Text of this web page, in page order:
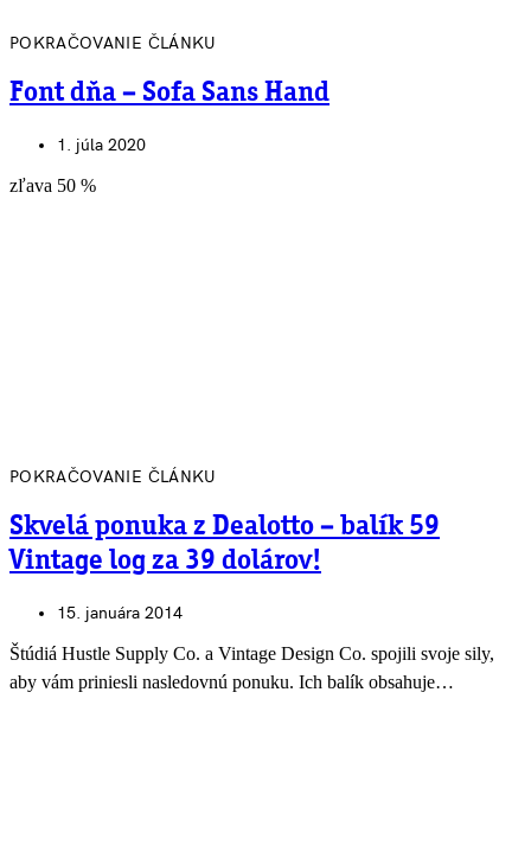
POKRAČOVANIE ČLÁNKU
Font dňa – Sofa Sans Hand
1. júla 2020
zľava 50 %
POKRAČOVANIE ČLÁNKU
Skvelá ponuka z Dealotto – balík 59
Vintage log za 39 dolárov!
15. januára 2014
Štúdiá Hustle Supply Co. a Vintage Design Co. spojili svoje sily,
aby vám priniesli nasledovnú ponuku. Ich balík obsahuje…